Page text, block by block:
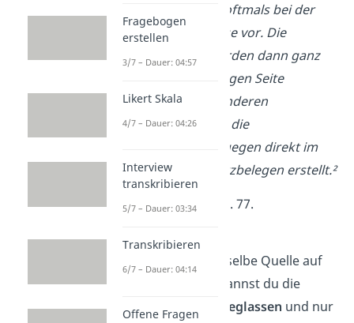
Fußnoten kommen oftmals bei der
deutschen Zitierweise vor. Die
Quellenangaben werden dann ganz
unten auf der jeweiligen Seite
gemacht.¹ Bei den anderen
Zitierweisen werden die
Quellenangaben dagegen direkt im
Text in Form von Kurzbelegen erstellt.²
¹ Vgl. Fischer, 2014, S. 77.
Befindet sich die dieselbe Quelle auf
der gleichen Seite, kannst du die
Seitenzahl einfach
weglassen und nur
Fragebogen
erstellen
3/7 – Dauer: 04:57
Likert Skala
4/7 – Dauer: 04:26
Interview
transkribieren
5/7 – Dauer: 03:34
Transkribieren
6/7 – Dauer: 04:14
Offene Fragen